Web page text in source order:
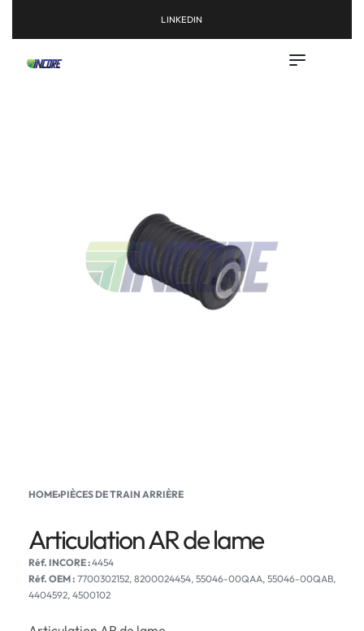
LINKEDIN
HOME›PIÈCES DE TRAIN ARRIÈRE
Articulation AR de lame
4454
Réf. OEM : 7700302152, 8200024454, 55046-00QAA, 55046-00QAB,
4404592, 4500102